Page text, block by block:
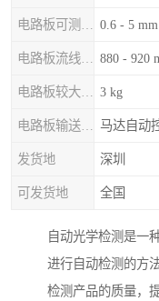
0.6 - 5 mm
880 - 920
3 kg
马达自动
发货地 深圳
可发货地 全国
自动光学检测是一
进行自动检测的方
检测产品的质量，